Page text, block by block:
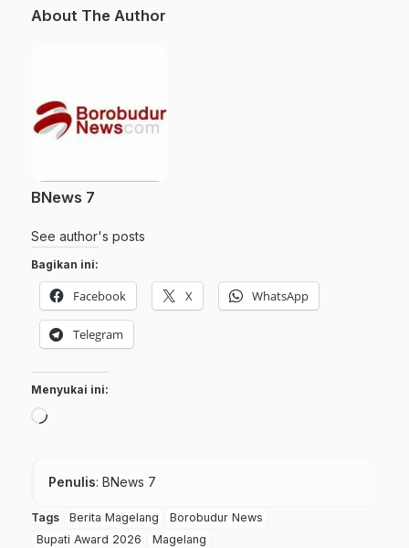
About The Author
BNews 7
See author's posts
Bagikan ini:
Facebook X WhatsApp
Telegram
Menyukai ini:
Memuat...
Penulis: BNews 7
Tags Berita Magelang
Borobudur News
Bupati Award 2026
Magelang